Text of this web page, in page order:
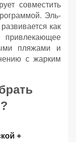
совместить
Эль-
как
пляжами и
с жарким
+